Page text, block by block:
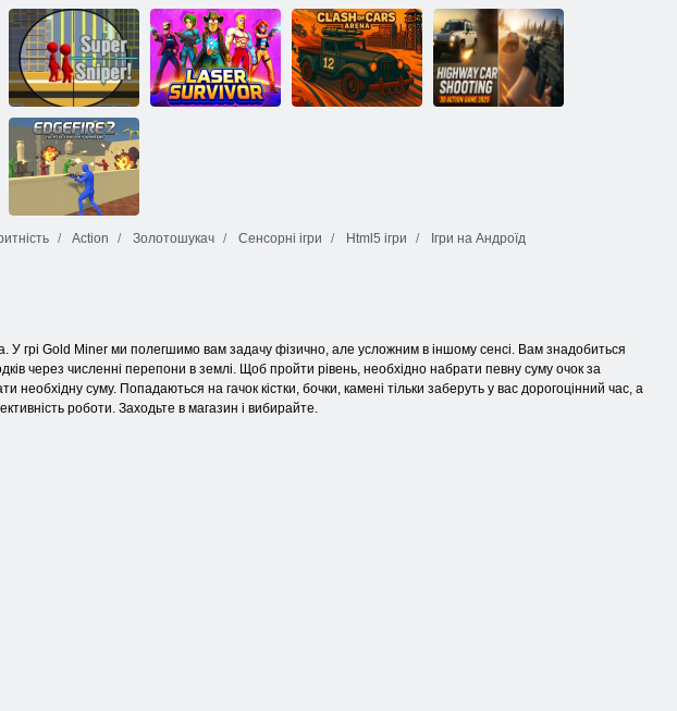
Золотий рудник Останні вижили
Супер Снайпер!
Action Золотошукач Сенсорні ігри Html5 ігри Ігри на Андроїд
У грі Gold Miner ми полегшимо вам задачу фізично, але усложним в іншому сенсі. Вам знадобиться
через численні перепони в землі. Щоб пройти рівень, необхідно набрати певну суму очок за
суму. Попадаються на гачок кістки, бочки, камені тільки заберуть у вас дорогоцінний час, а
роботи. Заходьте в магазин і вибирайте.